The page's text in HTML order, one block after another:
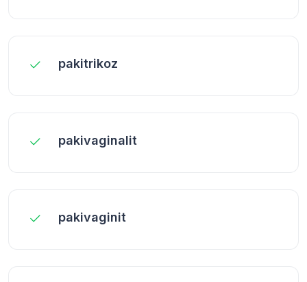
pakitrikoz
pakivaginalit
pakivaginit